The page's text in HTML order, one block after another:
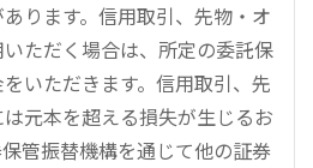
ります。信用取引、先物・オ
ただく場合は、所定の委託保
いただきます。信用取引、先
元本を超える損失が生じるお
管振替機構を通じて他の証券